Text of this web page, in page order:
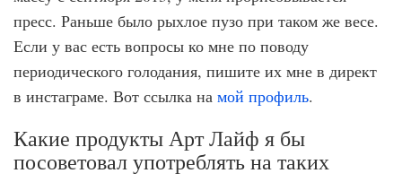
пресс. Раньше было рыхлое пузо при таком же весе.
Если у вас есть вопросы ко мне по поводу
периодического голодания, пишите их мне в директ
в инстаграме. Вот ссылка на мой профиль.
Какие продукты Арт Лайф я бы
посоветовал употреблять на таких